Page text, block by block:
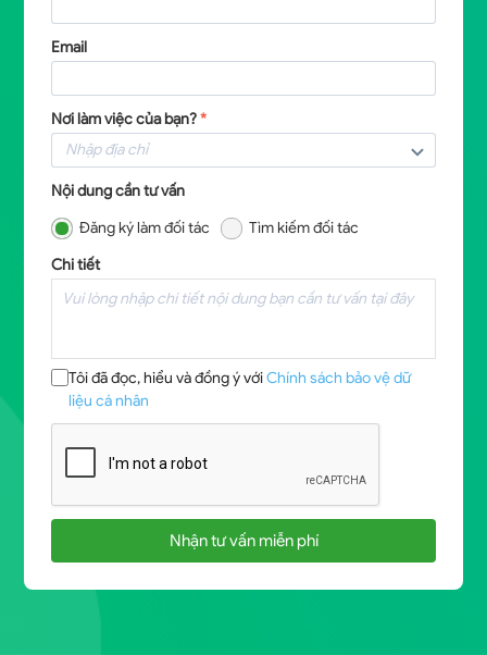
Email
Nơi làm việc của bạn?*
Nội dung cần tư vấn
Đăng ký làm đối tác
Tìm kiếm đối tác
Chi tiết
Tôi đã đọc, hiểu và đồng ý vớiChính sách bảo vệ dữ
liệu cá nhân
Nhận tư vấn miễn phí